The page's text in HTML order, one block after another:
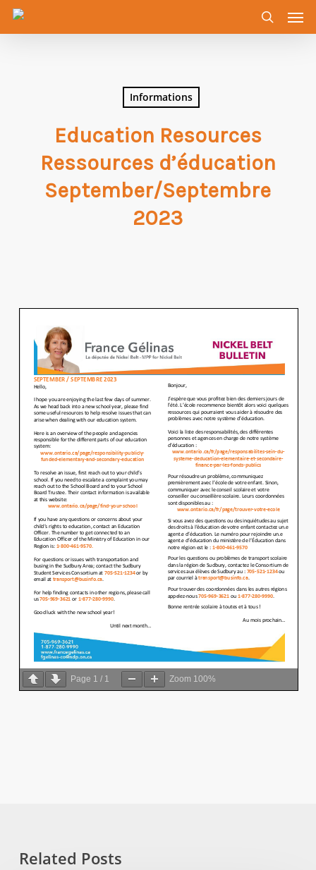
Skip
search
Informations
Education Resources
Ressources d’éducation
September/Septembre
2023
Page 1 / 1 Zoom 100%
Related Posts